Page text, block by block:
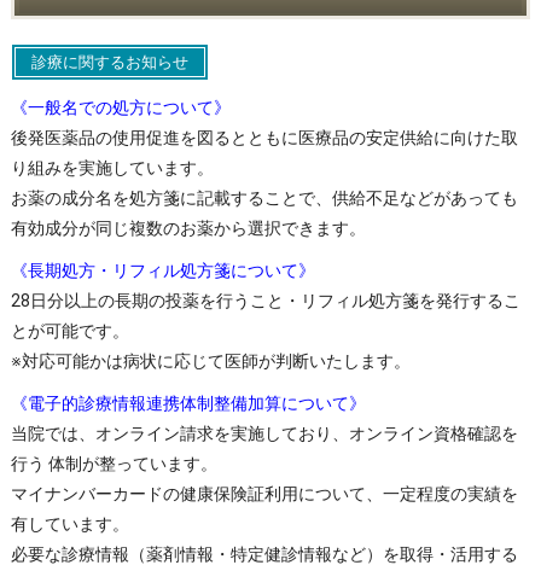
診療に関するお知らせ
《一般名での処方について》
後発医薬品の使用促進を図るとともに医療品の安定供給に向けた取
り組みを実施しています。
お薬の成分名を処方箋に記載することで、供給不足などがあっても
有効成分が同じ複数のお薬から選択できます。
《長期処方・リフィル処方箋について》
28日分以上の長期の投薬を行うこと・リフィル処方箋を発行するこ
とが可能です。
※対応可能かは病状に応じて医師が判断いたします。
《電子的診療情報連携体制整備加算について》
当院では、オンライン請求を実施しており、オンライン資格確認を
行う 体制が整っています。
マイナンバーカードの健康保険証利用について、一定程度の実績を
有しています。
必要な診療情報（薬剤情報・特定健診情報など）を取得・活用する